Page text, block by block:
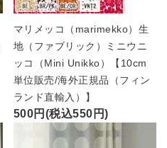
マリメッコ（marimekko）生
地（ファブリック）ミニウニ
ッコ（Mini Unikko）【10cm
単位販売/海外正規品（フィン
ランド直輸入）】
500円(税込550円)